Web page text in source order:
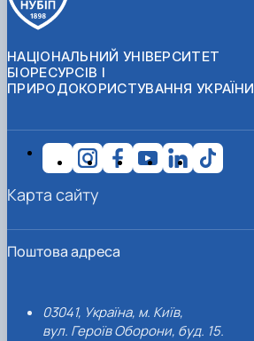
НАЦІОНАЛЬНИЙ УНІВЕРСИТЕТ
БІОРЕСУРСІВ І
ПРИРОДОКОРИСТУВАННЯ УКРАЇНИ
Поштова адреса
03041, Україна, м. Київ,
вул. Героїв Оборони, буд. 15.
Карта сайту